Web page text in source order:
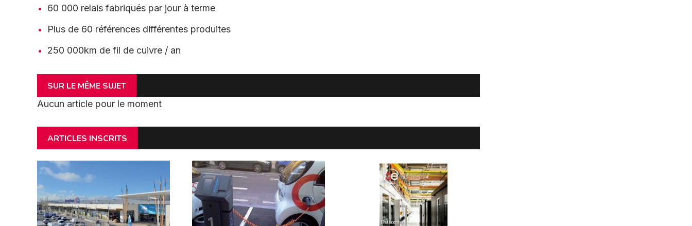
60 000 relais fabriqués par jour à terme
Plus de 60 références différentes produites
250 000km de fil de cuivre / an
SUR LE MÊME SUJET
Aucun article pour le moment
ARTICLES INSCRITS